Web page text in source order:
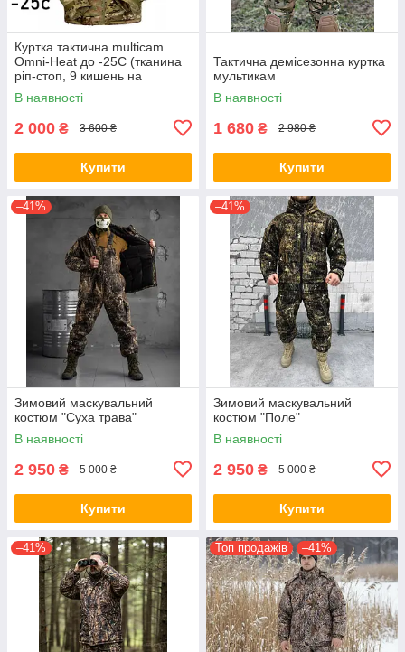
Куртка тактична multicam
Omni-Heat до -25С (тканина
ріп-стоп, 9 кишень на
блискавці)
В наявності
2 000 ₴ 3 600 ₴
Купити
Тактична демісезонна куртка
мультикам
В наявності
1 680 ₴ 2 980 ₴
Купити
–41%
Зимовий маскувальний
костюм "Суха трава"
В наявності
2 950 ₴ 5 000 ₴
Купити
–41%
Зимовий маскувальний
костюм "Поле"
В наявності
2 950 ₴ 5 000 ₴
Купити
–41% Топ продажів –41%